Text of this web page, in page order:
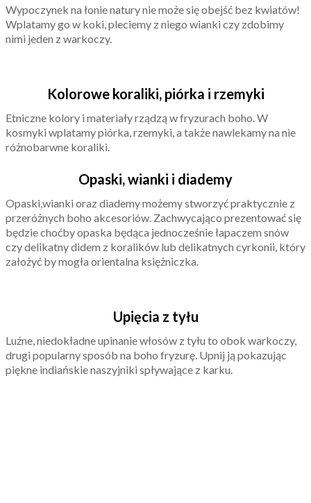
Wypoczynek na łonie natury nie może się obejść bez kwiatów!
Wplatamy go w koki, pleciemy z niego wianki czy zdobimy
nimi jeden z warkoczy.
Kolorowe koraliki, piórka i rzemyki
Etniczne kolory i materiały rządzą w fryzurach boho. W
kosmyki wplatamy piórka, rzemyki, a także nawlekamy na nie
różnobarwne koraliki.
Opaski, wianki i diademy
Opaski,wianki oraz diademy możemy stworzyć praktycznie z
przeróżnych boho akcesoriów. Zachwycająco prezentować się
będzie choćby opaska będąca jednocześnie łapaczem snów
czy delikatny didem z koralików lub delikatnych cyrkonii, który
założyć by mogła orientalna księżniczka.
Upięcia z tyłu
Luźne, niedokładne upinanie włosów z tyłu to obok warkoczy,
drugi popularny sposób na boho fryzurę. Upnij ją pokazując
piękne indiańskie naszyjniki spływające z karku.